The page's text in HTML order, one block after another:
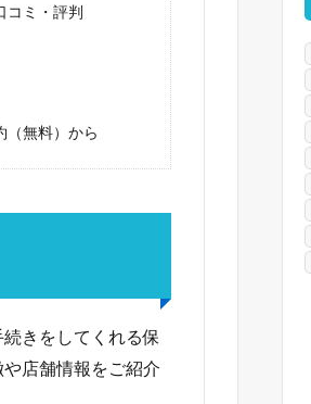
コミ・評判
（無料）から
きをしてくれる保
店舗情報をご紹介